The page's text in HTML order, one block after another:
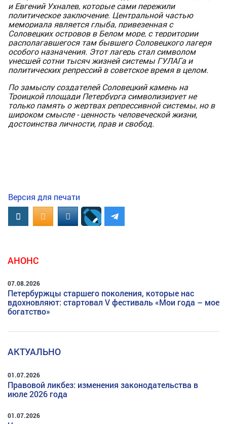
и Евгений Ухналев, которые сами пережили
политическое заключение. Центральной частью
мемориала является глыба, привезенная с
Соловецких островов в Белом море, с территории
располагавшегося там бывшего Соловецкого лагеря
особого назначения. Этот лагерь стал символом
унесшей сотни тысяч жизней системы ГУЛАГа и
политических репрессий в советское время в целом.
По замыслу создателей Соловецкий камень на
Троицкой площади Петербурга символизирует не
только память о жертвах репрессивной системы, но в
широком смысле - ценность человеческой жизни,
достоинства личности, прав и свобод.
Версия для печати
ВконтактеOK.RUMAIL.RU
АНОНС
07.08.2026
Петербуржцы старшего поколения, которые нас
вдохновляют: стартовал V фестиваль «Мои года – мое
богатство»
АКТУАЛЬНО
01.07.2026
Правовой ликбез: изменения законодательства в
июле 2026 года
01.07.2026